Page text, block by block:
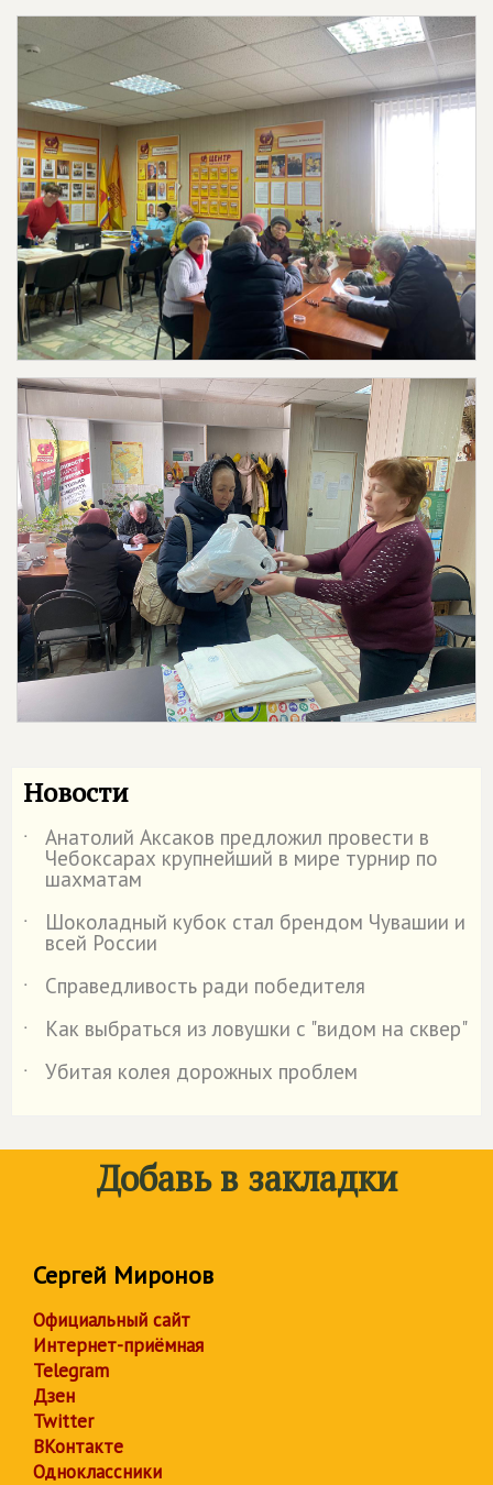
Новости
˙ Анатолий Аксаков предложил провести в
Чебоксарах крупнейший в мире турнир по
шахматам
˙
Шоколадный кубок стал брендом Чувашии и
всей России
˙
Справедливость ради победителя
˙
Как выбраться из ловушки с "видом на сквер"
˙
Убитая колея дорожных проблем
Добавь в закладки
Сергей Миронов
Официальный сайт
Интернет-приёмная
Telegram
Дзен
Twitter
ВКонтакте
Одноклассники